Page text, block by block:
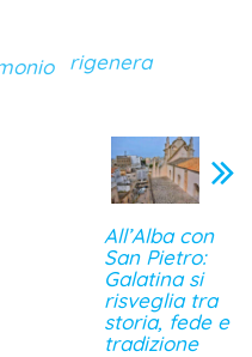
rigenera
All’Alba con
San Pietro:
Galatina si
risveglia tra
storia, fede e
tradizione